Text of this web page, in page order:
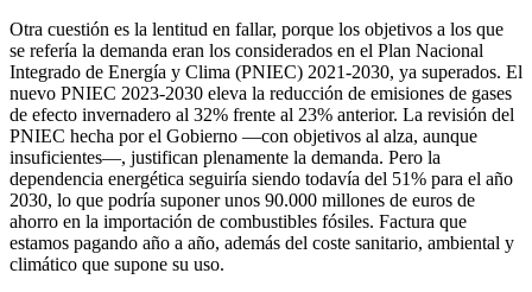
Otra cuestión es la lentitud en fallar, porque los objetivos a los que
se refería la demanda eran los considerados en el Plan Nacional
Integrado de Energía y Clima (PNIEC) 2021-2030, ya superados. El
nuevo PNIEC 2023-2030 eleva la reducción de emisiones de gases
de efecto invernadero al 32% frente al 23% anterior. La revisión del
PNIEC hecha por el Gobierno —con objetivos al alza, aunque
insuficientes—, justifican plenamente la demanda. Pero la
dependencia energética seguiría siendo todavía del 51% para el año
2030, lo que podría suponer unos 90.000 millones de euros de
ahorro en la importación de combustibles fósiles. Factura que
estamos pagando año a año, además del coste sanitario, ambiental y
climático que supone su uso.